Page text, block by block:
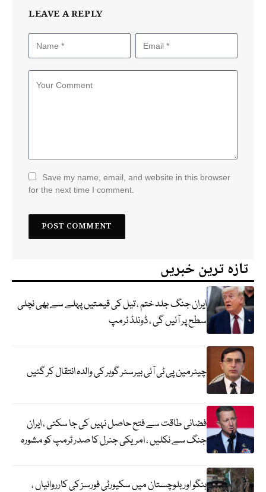
LEAVE A REPLY
Save my name, email, and website in this browser
for the next time I comment.
تازہ ترین خبریں
ایران جنگ جلد ختم ، تیل کی قیمتیں پہلے سے بھی نچلی
سطح پر آئیں گی ، ڈونلڈ ٹرمپ
چیئرمین پی ٹی آئی بیرسٹر گوہر کی والدہ انتقال کر گئیں
فضائی طاقت سے فتح حاصل نہیں کی جا سکتی ، ایران
جنگ سے نکلیں ، امریکی جنرل کا صدر ٹرمپ کو مشورہ
ہنگو اور بلوچستان میں سکیورٹی فورسز کی کارروائیاں ،